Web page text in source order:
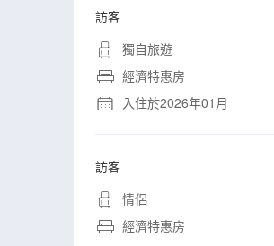
訪客
獨自旅遊
經濟特惠房
入住於2026年01月
訪客
情侶
經濟特惠房